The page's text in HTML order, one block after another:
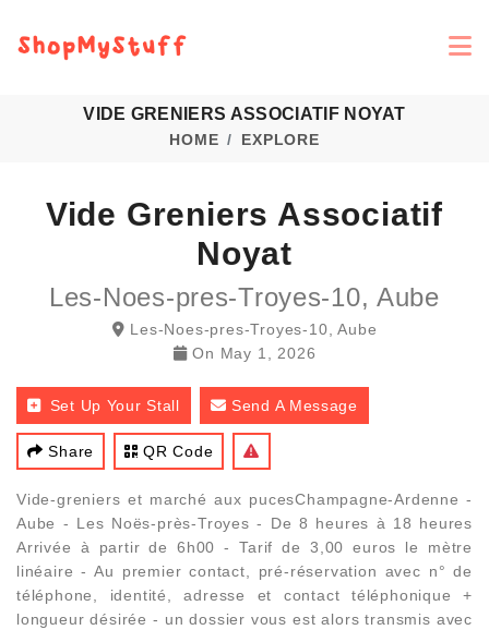
VIDE GRENIERS ASSOCIATIF NOYAT
HOME EXPLORE
Vide Greniers Associatif
Noyat
Les-Noes-pres-Troyes-10, Aube
Les-Noes-pres-Troyes-10, Aube
On May 1, 2026
Set Up Your Stall Send A Message
Share QR Code
Vide-greniers et marché aux pucesChampagne-Ardenne -
Aube - Les Noës-près-Troyes - De 8 heures à 18 heures
Arrivée à partir de 6h00 - Tarif de 3,00 euros le mètre
linéaire - Au premier contact, pré-réservation avec n° de
téléphone, identité, adresse et contact téléphonique +
longueur désirée - un dossier vous est alors transmis avec